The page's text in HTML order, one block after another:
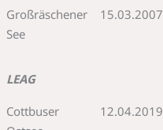
Großräschener
See
15.03.2007
LEAG
Cottbuser
12.04.2019